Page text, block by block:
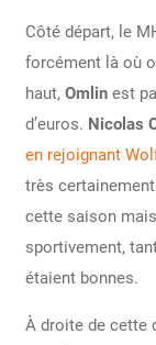
Côté départ, le
forcément là où
haut, Omlinest
d’euros. Nicolas
en rejoignant
très
cette saison
sportivement,
étaient bonnes.
À droite de cette